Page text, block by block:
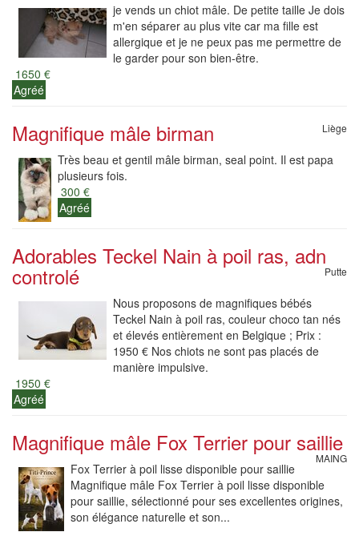
je vends un chiot mâle. De petite taille Je dois
m'en séparer au plus vite car ma fille est
allergique et je ne peux pas me permettre de
le garder pour son bien-être.
1650 €
Agréé
Magnifique mâle birman Liège
Très beau et gentil mâle birman, seal point. Il est papa
plusieurs fois.
300 €
Agréé
Adorables Teckel Nain à poil ras, adn
controlé Putte
Nous proposons de magnifiques bébés
Teckel Nain à poil ras, couleur choco tan nés
et élevés entièrement en Belgique ; Prix :
1950 € Nos chiots ne sont pas placés de
manière impulsive.
1950 €
Agréé
Magnifique mâle Fox Terrier pour saillie
MAING
Fox Terrier à poil lisse disponible pour saillie
Magnifique mâle Fox Terrier à poil lisse disponible
pour saillie, sélectionné pour ses excellentes origines,
son élégance naturelle et son...